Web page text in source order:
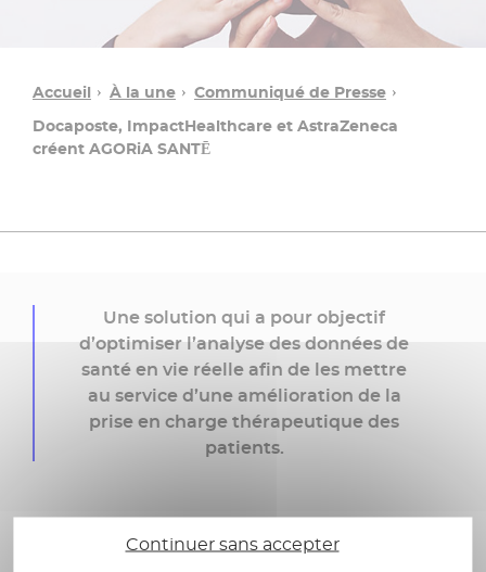
Accueil À la une
Communiqué de Presse
Docaposte, ImpactHealthcare et AstraZeneca
créent AGORiA SANTĒ
question ?
Contacter
conseiller
Une solution qui a pour objectif
d’optimiser l’analyse des données de
santé en vie réelle afin de les mettre
au service d’une amélioration de la
prise en charge thérapeutique des
patients.
Continuer sans accepter